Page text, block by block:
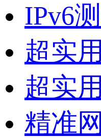
IPv6
超实
超实
精准